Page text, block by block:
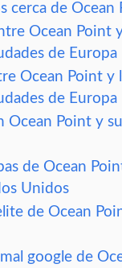
cerca de Ocean
Ocean Point
de Europa
Ocean Point y
de Europa
Ocean Point y
de Ocean
Unidos
de Ocean
google de